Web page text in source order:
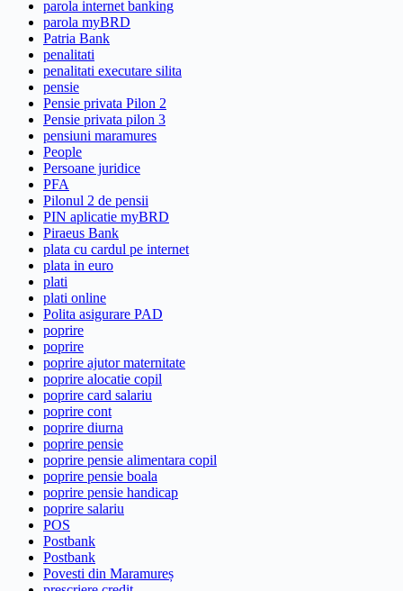
parola internet banking
parola myBRD
Patria Bank
penalitati
penalitati executare silita
pensie
Pensie privata Pilon 2
Pensie privata pilon 3
pensiuni maramures
People
Persoane juridice
PFA
Pilonul 2 de pensii
PIN aplicatie myBRD
Piraeus Bank
plata cu cardul pe internet
plata in euro
plati
plati online
Polita asigurare PAD
poprire
poprire
poprire ajutor maternitate
poprire alocatie copil
poprire card salariu
poprire cont
poprire diurna
poprire pensie
poprire pensie alimentara copil
poprire pensie boala
poprire pensie handicap
poprire salariu
POS
Postbank
Postbank
Povesti din Maramureș